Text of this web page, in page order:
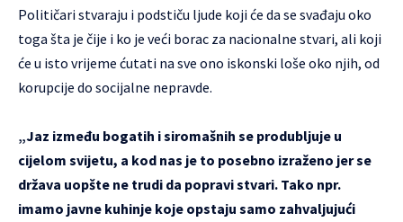
Političari stvaraju i podstiču ljude koji će da se svađaju oko
toga šta je čije i ko je veći borac za nacionalne stvari, ali koji
će u isto vrijeme ćutati na sve ono iskonski loše oko njih, od
korupcije do socijalne nepravde.
„Jaz između bogatih i siromašnih se produbljuje u
cijelom svijetu, a kod nas je to posebno izraženo jer se
država uopšte ne trudi da popravi stvari. Tako npr.
imamo javne kuhinje koje opstaju samo zahvaljujući